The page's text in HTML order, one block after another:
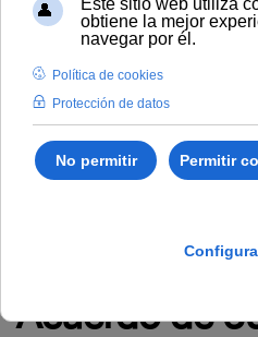
TIC G. Económica RRHH
Control Interno
Acuerdo de